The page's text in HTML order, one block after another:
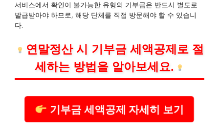
서비스에서 확인이 불가능한 유형의 기부금은 반드시 별도로
발급받아야 하므로, 해당 단체를 직접 방문해야 할 수 있습니
다.
연말정산 시 기부금 세액공제로 절
세하는 방법을 알아보세요.
기부금 세액공제 자세히 보기